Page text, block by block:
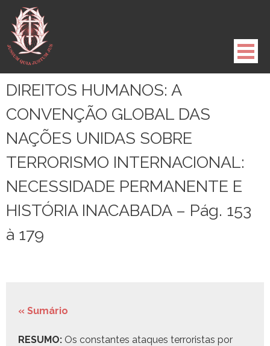
para
conteúdo
DIREITOS HUMANOS: A
CONVENÇÃO GLOBAL DAS
NAÇÕES UNIDAS SOBRE
TERRORISMO INTERNACIONAL:
NECESSIDADE PERMANENTE E
HISTÓRIA INACABADA – Pág. 153
à 179
« Sumário
RESUMO: Os con­stantes ataques ter­ror­is­tas por